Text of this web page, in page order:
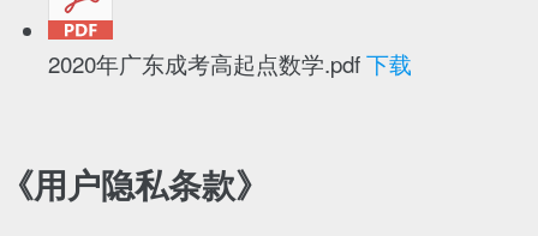
2020年广东成考高起点数学.pdf下载
《用户隐私条款》